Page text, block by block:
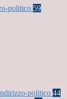
politico 59
politico 44